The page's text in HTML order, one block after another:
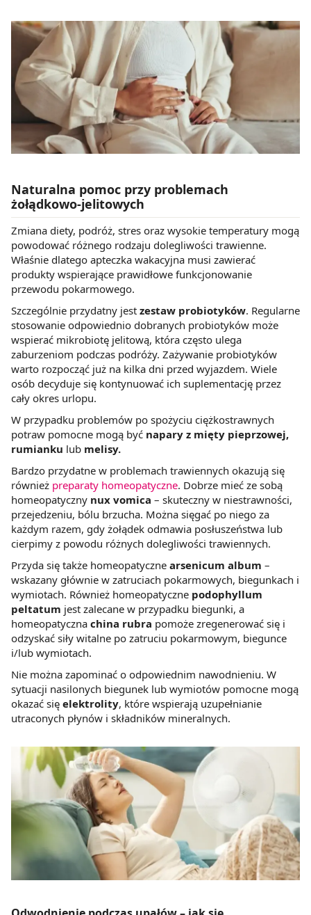
Naturalna pomoc przy problemach
żołądkowo-jelitowych
Zmiana diety, podróż, stres oraz wysokie temperatury mogą
powodować różnego rodzaju dolegliwości trawienne.
Właśnie dlatego apteczka wakacyjna musi zawierać
produkty wspierające prawidłowe funkcjonowanie
przewodu pokarmowego.
Szczególnie przydatny jest zestaw probiotyków. Regularne
stosowanie odpowiednio dobranych probiotyków może
wspierać mikrobiotę jelitową, która często ulega
zaburzeniom podczas podróży. Zażywanie probiotyków
warto rozpocząć już na kilka dni przed wyjazdem. Wiele
osób decyduje się kontynuować ich suplementację przez
cały okres urlopu.
W przypadku problemów po spożyciu ciężkostrawnych
potraw pomocne mogą być napary z mięty pieprzowej,
rumianku lub melisy.
Bardzo przydatne w problemach trawiennych okazują się
również preparaty homeopatyczne. Dobrze mieć ze sobą
homeopatyczny nux vomica – skuteczny w niestrawności,
przejedzeniu, bólu brzucha. Można sięgać po niego za
każdym razem, gdy żołądek odmawia posłuszeństwa lub
cierpimy z powodu różnych dolegliwości trawiennych.
Przyda się także homeopatyczne arsenicum album –
wskazany głównie w zatruciach pokarmowych, biegunkach i
wymiotach. Również homeopatyczne podophyllum
peltatum jest zalecane w przypadku biegunki, a
homeopatyczna china rubra pomoże zregenerować się i
odzyskać siły witalne po zatruciu pokarmowym, biegunce
i/lub wymiotach.
Nie można zapominać o odpowiednim nawodnieniu. W
sytuacji nasilonych biegunek lub wymiotów pomocne mogą
okazać się elektrolity, które wspierają uzupełnianie
utraconych płynów i składników mineralnych.